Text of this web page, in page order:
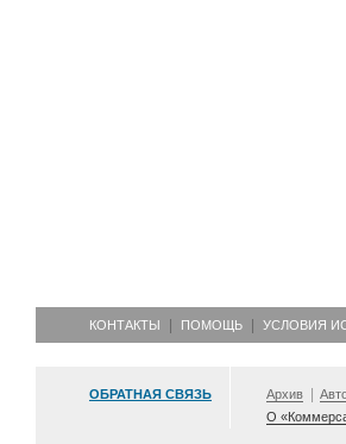
КОНТАКТЫ ПОМОЩЬ УСЛОВИЯ
ОБРАТНАЯ СВЯЗЬ Архив
О